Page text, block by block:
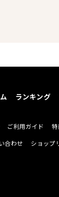
ランキング
ご利用ガイド
合わせ ショップ